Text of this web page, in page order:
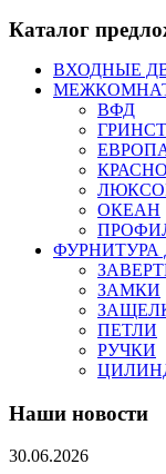
Каталог
ВХОДНЫЕ
ВФД
ОКЕАН
ФУРНИТУРА
ЗАМКИ
ПЕТЛИ
РУЧКИ
Наши новости
30.06.2026